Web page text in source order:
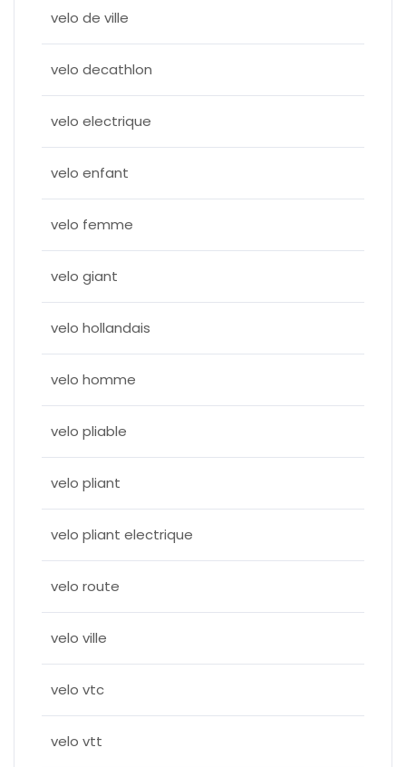
velo de ville
velo decathlon
velo electrique
velo enfant
velo femme
velo giant
velo hollandais
velo homme
velo pliable
velo pliant
velo pliant electrique
velo route
velo ville
velo vtc
velo vtt